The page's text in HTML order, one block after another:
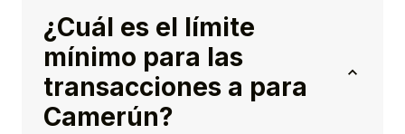
¿Cuál es el límite
mínimo para las
transacciones a para
Camerún?